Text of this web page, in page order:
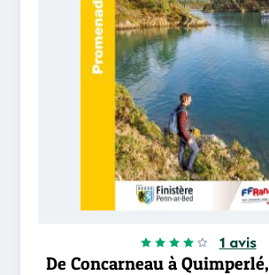
1 avis
De Concarneau à Quimperlé,